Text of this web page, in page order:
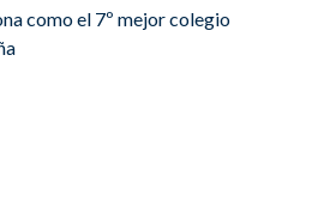
como el 7º mejor colegio